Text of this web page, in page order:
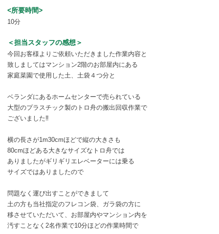
<所要時間>
10分
＜担当スタッフの感想＞
今回お客様よりご依頼いただきました作業内容と
致しましてはマンション2階のお部屋内にある
家庭菜園で使用した土、土袋４つ分と
ベランダにあるホームセンターで売られている
大型のプラスチック製のトロ舟の搬出回収作業で
ございました‼️
横の長さが1m30cmほどで縦の大きさも
80cmほどある大きなサイズなトロ舟では
ありましたがギリギリエレベーターには乗る
サイズではありましたので
問題なく運び出すことができまして
土の方も当社指定のフレコン袋、ガラ袋の方に
移させていただいて、お部屋内やマンション内を
汚すことなく2名作業で10分ほどの作業時間で